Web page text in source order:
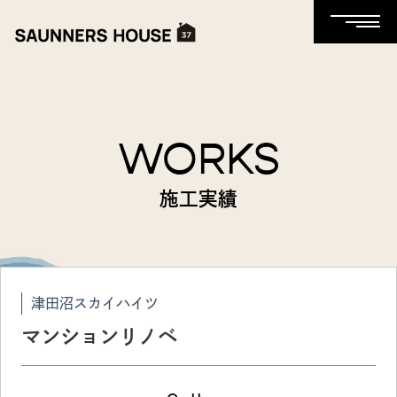
WORKS
施工実績
津田沼スカイハイツ
マンションリノベ